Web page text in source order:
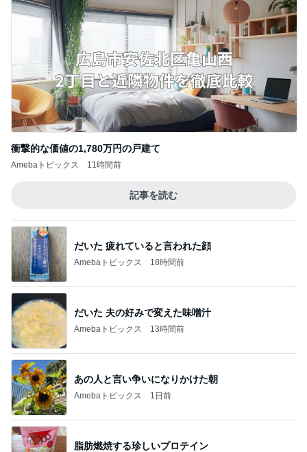
衝撃的な価値の1,780万円の戸建て
Amebaトピックス 11時間前
記事を読む
だいた 疲れていると言われた顔
Amebaトピックス 18時間前
だいた 夫の好みで変えた味噌汁
Amebaトピックス 13時間前
あの人と言い争いになりかけた朝
Amebaトピックス 1日前
脂肪燃焼する珍しいプロテイン